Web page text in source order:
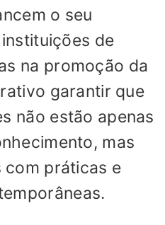
o seu
de
na promoção da
garantir que
não estão apenas
mas
com práticas e